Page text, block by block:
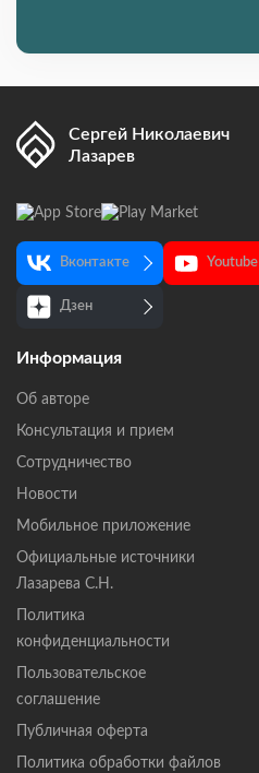
Сергей Николаевич
Лазарев
Вконтакте Youtube
Дзен
Информация
Об авторе
Консультация и прием
Сотрудничество
Новости
Мобильное приложение
Официальные источники
Лазарева С.Н.
Политика
конфиденциальности
Пользовательское
соглашение
Публичная оферта
Политика обработки файлов